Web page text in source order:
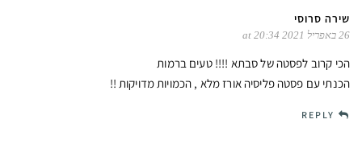
שירה סרוסי
26 באפריל 2021 at 20:34
הכי קרוב לפסטה של סבתא !!!! טעים ברמות
הכנתי עם פסטה פליסיה אורז מלא , הכמויות מדויקות !!
REPLY